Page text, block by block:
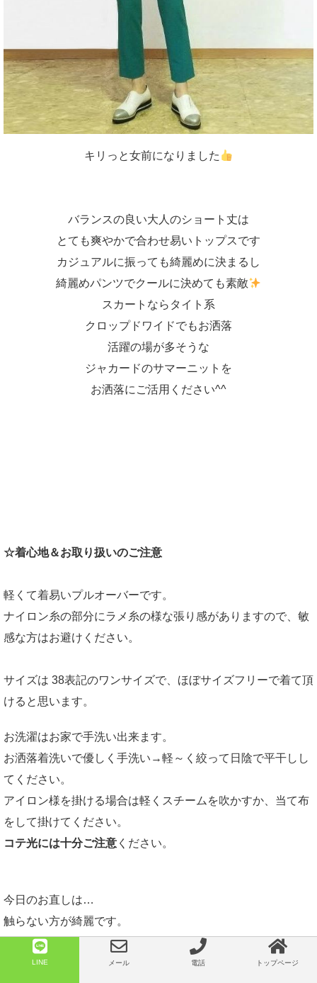
キリっと女前になりました
バランスの良い大人のショート丈は
とても爽やかで合わせ易いトップスです
カジュアルに振っても綺麗めに決まるし
綺麗めパンツでクールに決めても素敵
スカートならタイト系
クロップドワイドでもお洒落
活躍の場が多そうな
ジャカードのサマーニットを
お洒落にご活用ください^^
☆着心地＆お取り扱いのご注意
軽くて着易いプルオーバーです。
ナイロン糸の部分にラメ糸の様な張り感がありますので、敏
感な方はお避けください。
サイズは 38表記のワンサイズで、ほぼサイズフリーで着て頂
けると思います。
お洗濯はお家で手洗い出来ます。
お洒落着洗いで優しく手洗い→軽～く絞って日陰で平干しし
てください。
アイロン様を掛ける場合は軽くスチームを吹かすか、当て布
をして掛けてください。
コテ光には十分ご注意 ください。
今日のお直しは…
触らない方が綺麗です。
が、何かございましたらいつものように
メール
気軽にお問い合わせください
LINE メール 電話 トップページ